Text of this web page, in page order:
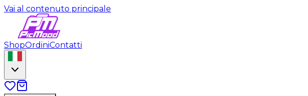
Vai al contenuto principale
ShopOrdiniContatti